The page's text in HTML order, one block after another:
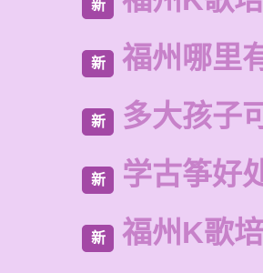
新
新 福州哪里
新 多大孩子
新 学古筝好
新 福州K歌